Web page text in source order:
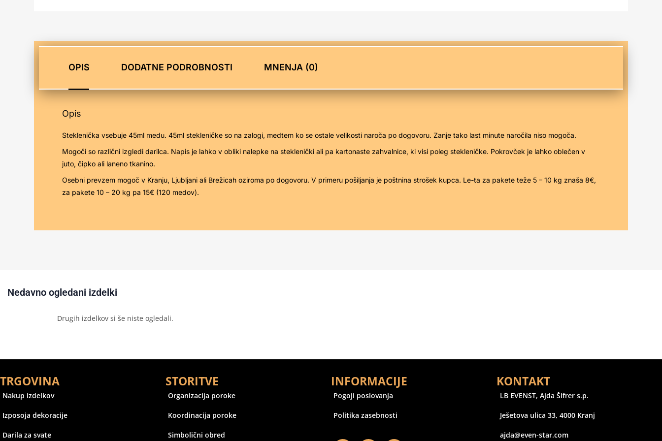
OPIS DODATNE PODROBNOSTI MNENJA (0)
Opis
Steklenička vsebuje 45ml medu. 45ml stekleničke so na zalogi, medtem ko se ostale velikosti naroča po dogovoru. Zanje tako last minute naročila niso mogoča.
Mogoči so različni izgledi darilca. Napis je lahko v obliki nalepke na steklenički ali pa kartonaste zahvalnice, ki visi poleg stekleničke. Pokrovček je lahko oblečen v
juto, čipko ali laneno tkanino.
Osebni prevzem mogoč v Kranju, Ljubljani ali Brežicah oziroma po dogovoru. V primeru pošiljanja je poštnina strošek kupca. Le-ta za pakete teže 5 – 10 kg znaša 8€,
za pakete 10 – 20 kg pa 15€ (120 medov).
Nedavno ogledani izdelki
Drugih izdelkov si še niste ogledali.
TRGOVINA
Nakup izdelkov
Izposoja dekoracije
Darila za svate
STORITVE
Organizacija poroke
Koordinacija poroke
Simbolični obred
INFORMACIJE
Pogoji poslovanja
Politika zasebnosti
KONTAKT
LB EVENST, Ajda Šifrer s.p.
Ješetova ulica 33, 4000 Kranj
ajda@even-star.com